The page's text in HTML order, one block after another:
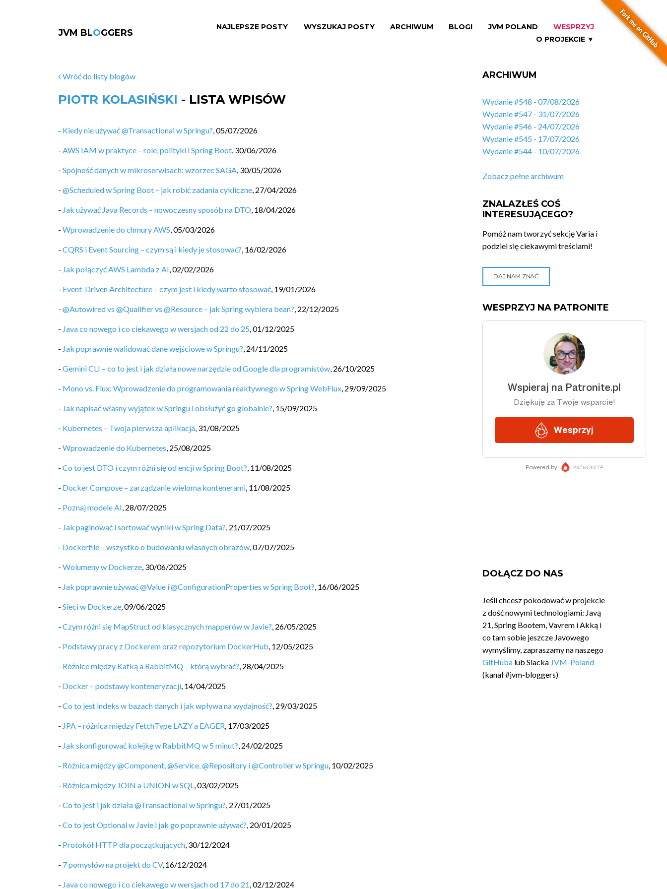
JVM BLOGGERS
NAJLEPSZE POSTY WYSZUKAJ POSTY ARCHIWUM BLOGI JVM POLAND
WESPRZYJ
O PROJEKCIE ▼
Wróć do listy blogów
PIOTR KOLASIŃSKI - LISTA WPISÓW
- Kiedy nie używać @Transactional w Springu?,05/07/2026
- AWS IAM w praktyce – role, polityki i Spring Boot, 30/06/2026
- Spójność danych w mikroserwisach: wzorzec SAGA, 30/05/2026
- @Scheduled w Spring Boot – jak robić zadania cykliczne, 27/04/2026
- Jak używać Java Records – nowoczesny sposób na DTO, 18/04/2026
- Wprowadzenie do chmury AWS,05/03/2026
- CQRS i Event Sourcing – czym są i kiedy je stosować?, 16/02/2026
- Jak połączyć AWS Lambda z AI,02/02/2026
- Event-Driven Architecture – czym jest i kiedy warto stosować, 19/01/2026
- @Autowired vs @Qualifier vs @Resource – jak Spring wybiera bean?, 22/12/2025
- Java co nowego i co ciekawego w wersjach od 22 do 25,01/12/2025
- Jak poprawnie walidować dane wejściowe w Springu?, 24/11/2025
- Gemini CLI – co to jest i jak działa nowe narzędzie od Google dla programistów, 26/10/2025
- Mono vs. Flux: Wprowadzenie do programowania reaktywnego w Spring WebFlux, 29/09/2025
- Jak napisać własny wyjątek w Springu i obsłużyć go globalnie?, 15/09/2025
- Kubernetes – Twoja pierwsza aplikacja, 31/08/2025
- Wprowadzenie do Kubernetes, 25/08/2025
- Co to jest DTO i czym różni się od encji w Spring Boot?, 11/08/2025
- Docker Compose – zarządzanie wieloma kontenerami, 11/08/2025
- Poznaj modele AI, 28/07/2025
- Jak paginować i sortować wyniki w Spring Data?, 21/07/2025
- Dockerfile – wszystko o budowaniu własnych obrazów,07/07/2025
- Wolumeny w Dockerze, 30/06/2025
- Jak poprawnie używać @Value i @ConfigurationProperties w Spring Boot?, 16/06/2025
- Sieci w Dockerze,09/06/2025
- Czym różni się MapStruct od klasycznych mapperów w Javie?, 26/05/2025
- Podstawy pracy z Dockerem oraz repozytorium DockerHub, 12/05/2025
- Różnice między Kafką a RabbitMQ – którą wybrać?, 28/04/2025
- Docker – podstawy konteneryzacji, 14/04/2025
- Co to jest indeks w bazach danych i jak wpływa na wydajność?, 29/03/2025
- JPA – różnica między FetchType LAZY a EAGER, 17/03/2025
- Jak skonfigurować kolejkę w RabbitMQ w 5 minut?, 24/02/2025
- Różnica między @Component, @Service, @Repository i @Controller w Springu, 10/02/2025
- Różnica między JOIN a UNION w SQL,03/02/2025
- Co to jest i jak działa @Transactional w Springu?, 27/01/2025
- Co to jest Optional w Javie i jak go poprawnie używać?, 20/01/2025
- Protokół HTTP dla początkujących, 30/12/2024
- 7 pomysłów na projekt do CV, 16/12/2024
- Java co nowego i co ciekawego w wersjach od 17 do 21,02/12/2024
ARCHIWUM
Wydanie #548 - 07/08/2026
Wydanie #547 - 31/07/2026
Wydanie #546 - 24/07/2026
Wydanie #545 - 17/07/2026
Wydanie #544 - 10/07/2026
Zobacz pełne archiwum
ZNALAZŁEŚ COŚ
INTERESUJĄCEGO?
Pomóż nam tworzyć sekcję Varia i
podziel się ciekawymi treściami!
DAJ NAM ZNAĆ
WESPRZYJ NA PATRONITE
DOŁĄCZ DO NAS
Jeśli chcesz pokodować w projekcie
z dość nowymi technologiami: Javą
21, Spring Bootem, Vavrem i Akką i
co tam sobie jeszcze Javowego
wymyślimy, zapraszamy na naszego
GitHuba lub Slacka JVM-Poland
(kanał #jvm-bloggers)